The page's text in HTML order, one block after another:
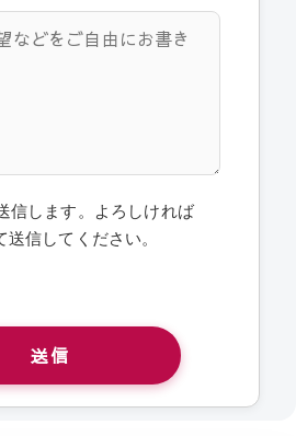
信します。よろしければ
信してください。